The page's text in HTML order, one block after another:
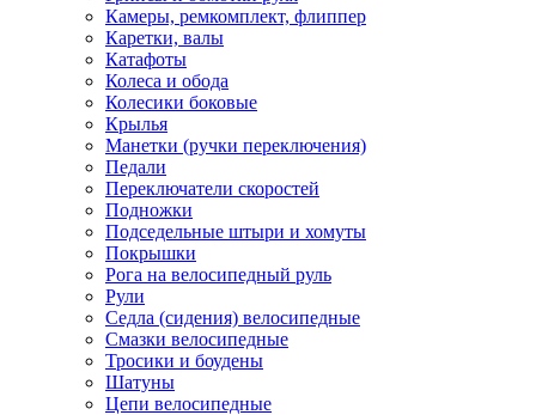
Камеры, ремкомплект, флиппер
Каретки, валы
Катафоты
Колеса и обода
Колесики боковые
Крылья
Манетки (ручки переключения)
Педали
Переключатели скоростей
Подножки
Подседельные штыри и хомуты
Покрышки
Рога на велосипедный руль
Рули
Седла (сидения) велосипедные
Смазки велосипедные
Тросики и боудены
Шатуны
Цепи велосипедные